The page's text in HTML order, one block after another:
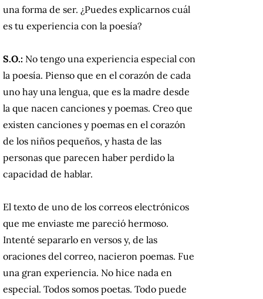
una forma de ser. ¿Puedes explicarnos cuál
es tu experiencia con la poesía?
S.O.: No tengo una experiencia especial con
la poesía. Pienso que en el corazón de cada
uno hay una lengua, que es la madre desde
la que nacen canciones y poemas. Creo que
existen canciones y poemas en el corazón
de los niños pequeños, y hasta de las
personas que parecen haber perdido la
capacidad de hablar.
El texto de uno de los correos electrónicos
que me enviaste me pareció hermoso.
Intenté separarlo en versos y, de las
oraciones del correo, nacieron poemas. Fue
una gran experiencia. No hice nada en
especial. Todos somos poetas. Todo puede